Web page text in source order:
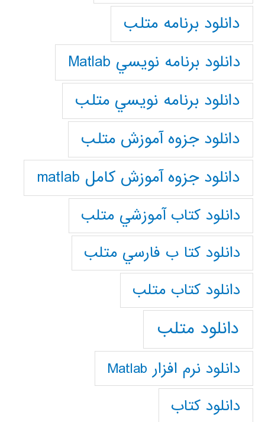
دانلود برنامه متلب
دانلود برنامه نويسي Matlab
دانلود برنامه نويسي متلب
دانلود جزوه آموزش متلب
دانلود جزوه آموزش کامل matlab
دانلود كتاب آموزشي متلب
دانلود كتا ب فارسي متلب
دانلود كتاب متلب
دانلود متلب
دانلود نرم افزار Matlab
دانلود کتاب